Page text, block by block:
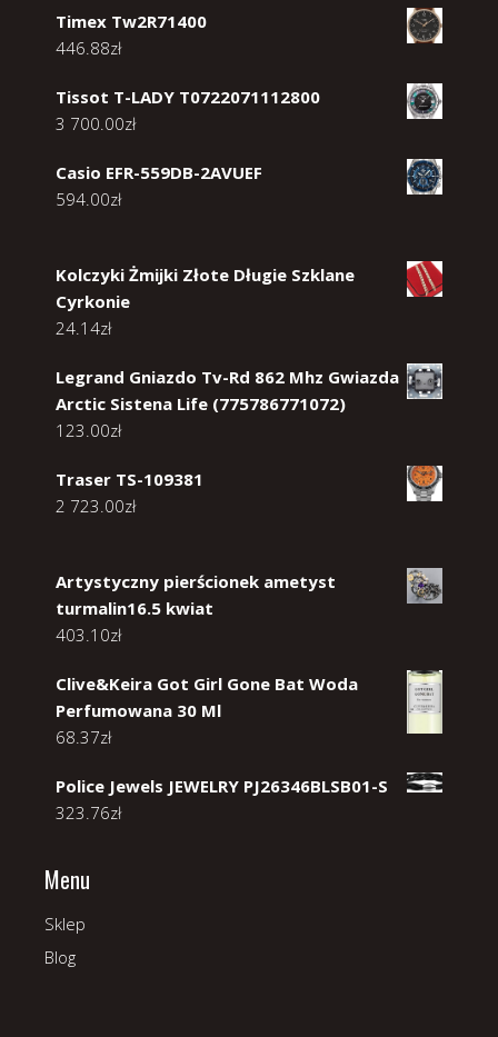
Timex Tw2R71400
446.88zł
Tissot T-LADY T0722071112800
3 700.00zł
Casio EFR-559DB-2AVUEF
594.00zł
Kolczyki Żmijki Złote Długie Szklane
Cyrkonie
24.14zł
Legrand Gniazdo Tv-Rd 862 Mhz Gwiazda
Arctic Sistena Life (775786771072)
123.00zł
Traser TS-109381
2 723.00zł
Artystyczny pierścionek ametyst
turmalin16.5 kwiat
403.10zł
Clive&Keira Got Girl Gone Bat Woda
Perfumowana 30 Ml
68.37zł
Police Jewels JEWELRY PJ26346BLSB01-S
323.76zł
Menu
Sklep
Blog